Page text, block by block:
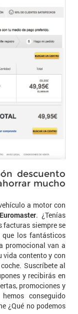
descuento
mucho
a motor con
. ¿Tenías
facturas siempre se
que los fantásticos
promocional van a
vida contento y con
Suscríbete al
y recibirás en
promociones y
conseguido
¿Qué no podemos